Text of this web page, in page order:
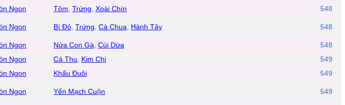
Ngon Tôm Trứng Xoài Chín
548
Ngon Bí Đỏ Trứng Cà Chua Hành Tây
548
Ngon Nửa Con Gà Cùi Dừa
548
Ngon Cá Thu Kim Chi
549
Ngon Khấu Đuôi
549
Ngon Yến Mạch Cuộn
549